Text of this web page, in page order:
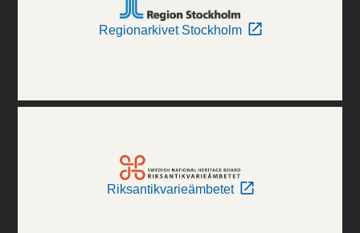
Regionarkivet Stockholm
Riksantikvarieämbetet